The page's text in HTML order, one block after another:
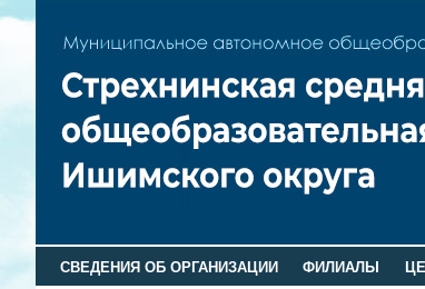
СВЕДЕНИЯ ОБ ОРГАНИЗАЦИИ ФИЛИАЛЫ